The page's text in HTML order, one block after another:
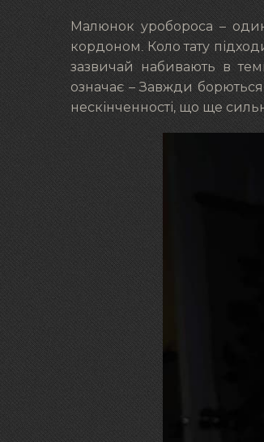
Малюнок уробороса – один
кордоном. Коло тату
зазвичай набивають в
означає – Завжди
нескінченності, що ще